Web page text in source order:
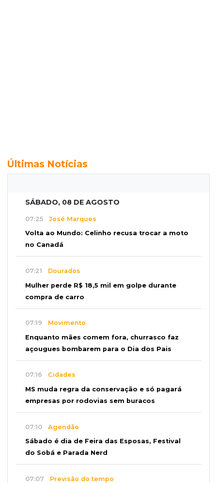
Últimas Notícias
SÁBADO, 08 DE AGOSTO
07:25 José Marques
Volta ao Mundo: Celinho recusa trocar a moto
no Canadá
07:21 Dourados
Mulher perde R$ 18,5 mil em golpe durante
compra de carro
07:19 Movimento
Enquanto mães comem fora, churrasco faz
açougues bombarem para o Dia dos Pais
07:16 Cidades
MS muda regra da conservação e só pagará
empresas por rodovias sem buracos
07:10 Agendão
Sábado é dia de Feira das Esposas, Festival
do Sobá e Parada Nerd
07:07 Previsão do tempo